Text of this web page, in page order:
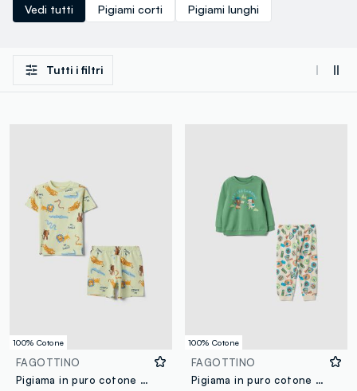
Vedi tutti Pigiami corti Pigiami lunghi
Tutti i filtri
100% Cotone
FAGOTTINO
Pigiama in puro cotone verde da neonato regular fit con animali
100% Cotone
FAGOTTINO
Pigiama in puro cotone multicolor da neonato regular fit con stampe